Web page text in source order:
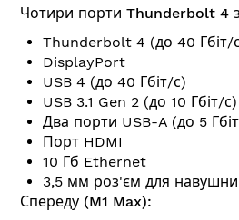
Чотири порти Thunderbolt 4
Thunderbolt 4 (до 40 Гбіт/
DisplayPort
USB 4 (до 40 Гбіт/с)
USB 3.1 Gen 2 (до 10 Гбіт/с)
Два порти USB-A (до 5
Порт HDMI
10 Гб Ethernet
3,5 мм роз'єм для
Спереду (M1 Max):